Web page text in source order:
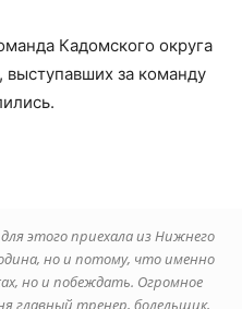
Кадомского округа
выступавших за команду
этого приехала из Нижнего
но и потому, что именно
но и побеждать. Огромное
главный тренер, болельщик,